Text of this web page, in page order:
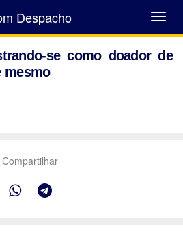
Abrir
Menu
Despacho
se como doador de
mesmo
Compartilhar